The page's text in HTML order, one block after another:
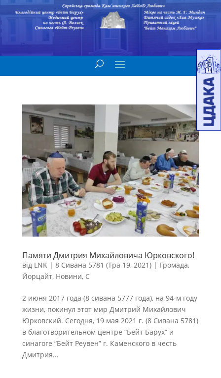
Памяти Дмитрия Михайловича Юрковского!
від LNK| 8 Сивана 5781 (Тра 19, 2021)| Громада,
Йорцайт, Новини, С
2 июня 2017 года (8 сивана 5777 года), на 94-м году
жизни, покинул этот мир Дмитрий Михайлович
Юрковский. Сегодня, 19 мая 2021 г. (8 Сивана 5781)
в благотворительном центре “Бейт Барух” и
синагоге “Бейт Реувен” г. Каменского в честь
Дмитрия...